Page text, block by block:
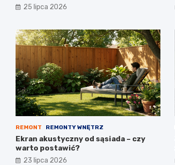
25 lipca 2026
REMONT REMONTY WNĘTRZ
Ekran akustyczny od sąsiada – czy
warto postawić?
23 lipca 2026